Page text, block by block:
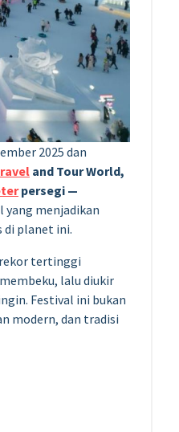
2025 dan
and Tour World,
persegi —
yang menjadikan
di planet ini.
rekor tertinggi
lalu diukir
Festival ini bukan
modern, dan tradisi